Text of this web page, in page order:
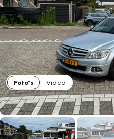
Foto's
Video